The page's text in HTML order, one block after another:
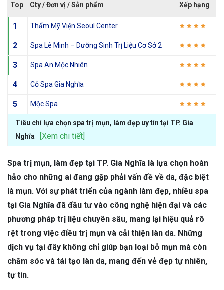
Top Cty / Đơn vị / Sản phẩm Xếp hạng
1 Thẩm Mỹ Viện Seoul Center
2 Spa Lê Minh – Dưỡng Sinh Trị Liệu Cơ Sở 2
3 Spa An Mộc Nhiên
4 Cỏ Spa Gia Nghĩa
5 Mộc Spa
Tiêu chí lựa chọn spa trị mụn, làm đẹp uy tín tại TP. Gia
Nghĩa
[Xem chi tiết]
Spa trị mụn, làm đẹp tại TP. Gia Nghĩa là lựa chọn hoàn
hảo cho những ai đang gặp phải vấn đề về da, đặc biệt
là mụn. Với sự phát triển của ngành làm đẹp, nhiều spa
tại Gia Nghĩa đã đầu tư vào công nghệ hiện đại và các
phương pháp trị liệu chuyên sâu, mang lại hiệu quả rõ
rệt trong việc điều trị mụn và cải thiện làn da. Những
dịch vụ tại đây không chỉ giúp bạn loại bỏ mụn mà còn
chăm sóc và tái tạo làn da, mang đến vẻ đẹp tự nhiên,
tự tin.